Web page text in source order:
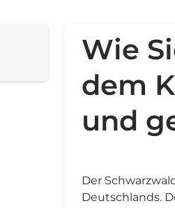
Wie
dem
und
Der
Deutschlands.